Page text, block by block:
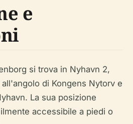
e
si trova in Nyhavn 2,
di Kongens Nytorv e
La sua posizione
accessibile a piedi o